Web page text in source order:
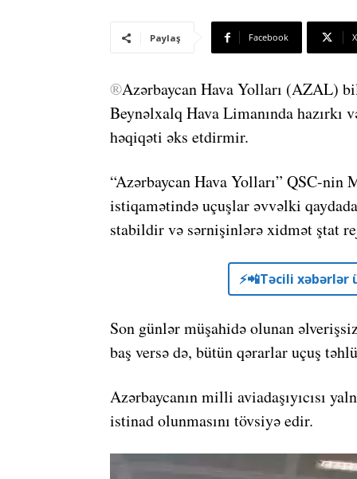
Paylaş Facebook X
®Azərbaycan Hava Yolları (AZAL)
Beynəlxalq Hava Limanında
həqiqəti əks etdirmir.
“Azərbaycan Hava Yolları” QSC-
istiqamətində uçuşlar əvvəlki
stabildir və sərnişinlərə xidmət ştat
⚡️📲Təcili
Son günlər müşahidə olunan
baş versə də, bütün qərarlar uçuş
Azərbaycanın milli aviadaşıyıcısı
istinad olunmasını tövsiyə edir.